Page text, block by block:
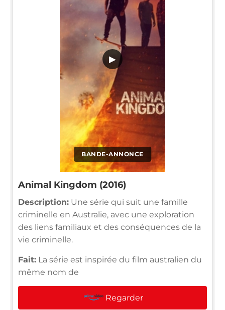
BANDE-ANNONCE
▶
Animal Kingdom (2016)
Description: Une série qui suit une famille
criminelle en Australie, avec une exploration
des liens familiaux et des conséquences de la
vie criminelle.
Fait: La série est inspirée du film australien du
même nom de
Regarder